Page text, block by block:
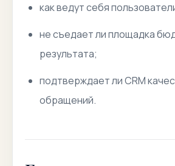
как ведут себя
не съедает ли площадка
результата;
подтверждает ли CRM
обращений.